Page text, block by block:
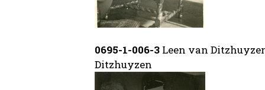
0695-1-006-3 Leen van
Ditzhuyzen